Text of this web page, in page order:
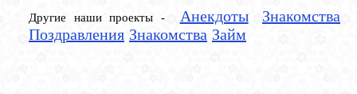
Другие наши проекты - Анекдоты
Знакомства
Поздравления Знакомства Займ